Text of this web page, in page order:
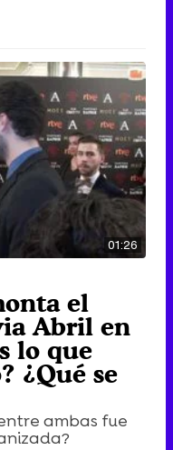
01:26
el
Abril en
lo que
¿Qué se
ambas fue